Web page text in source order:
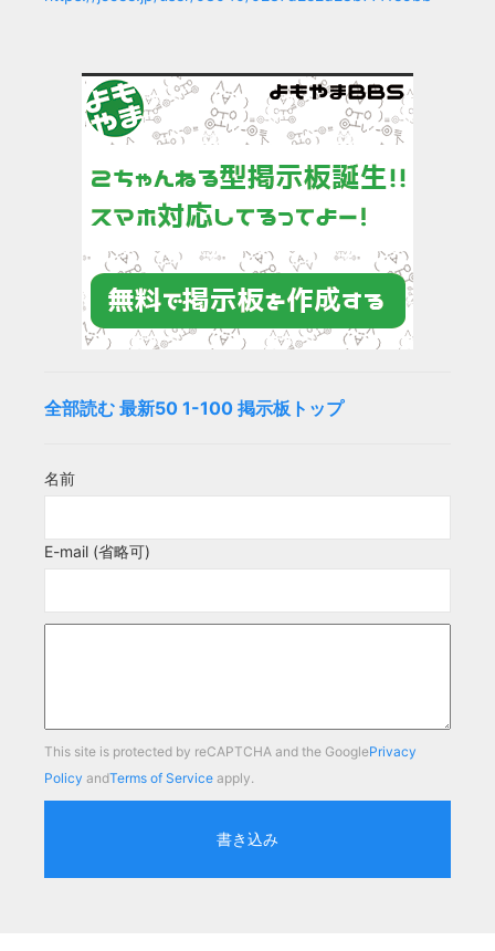
全部読む 最新50 1-100 掲示板トップ
名前
E-mail (省略可)
This site is protected by reCAPTCHA and the GooglePrivacy
Policy andTerms of Service apply.
書き込み